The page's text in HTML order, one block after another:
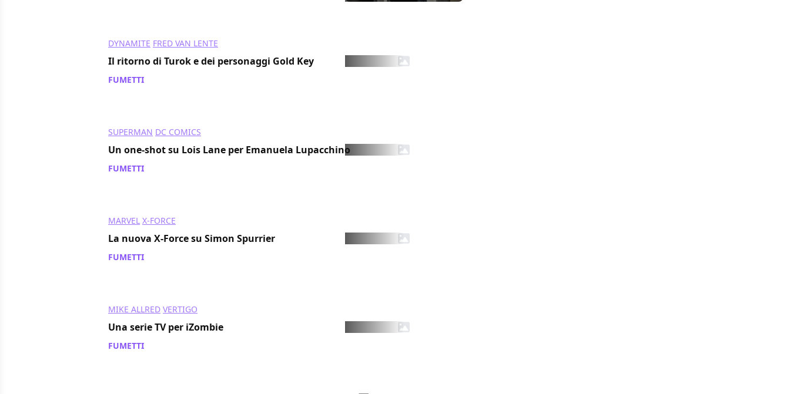
DYNAMITE FRED VAN LENTE
Il ritorno di Turok e dei personaggi Gold Key
FUMETTI
SUPERMAN DC COMICS
Un one-shot su Lois Lane per Emanuela Lupacchino
FUMETTI
MARVEL X-FORCE
La nuova X-Force su Simon Spurrier
FUMETTI
MIKE ALLRED VERTIGO
Una serie TV per iZombie
FUMETTI